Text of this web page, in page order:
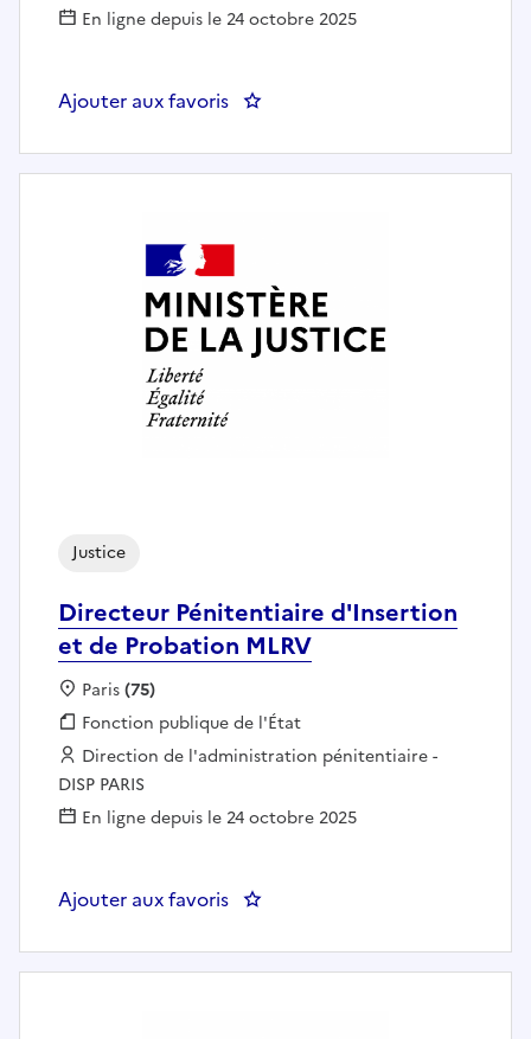
En ligne depuis le 24 octobre 2025
Ajouter aux favoris : Responsable de la Structure
Directeur Pénitentiaire d'Insertion
et de Probation MLRV
Justice
Localisation :
Paris(75)
Fonction publique :
Fonction publique de l'État
Employeur :
Direction de l'administration pénitentiaire -
DISP PARIS
En ligne depuis le 24 octobre 2025
Ajouter aux favoris : Directeur Pénitentiaire